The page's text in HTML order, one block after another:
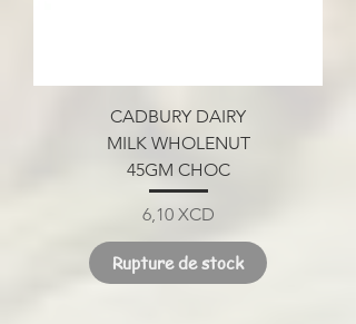
CADBURY DAIRY
MILK WHOLENUT
45GM CHOC
Prix
6,10 XCD
Rupture de stock